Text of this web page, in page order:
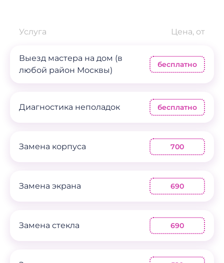
Услуга Цена, от
Выезд мастера на дом (в
любой район Москвы)
бесплатно
Диагностика неполадок бесплатно
Замена корпуса 700
Замена экрана 690
Замена стекла 690